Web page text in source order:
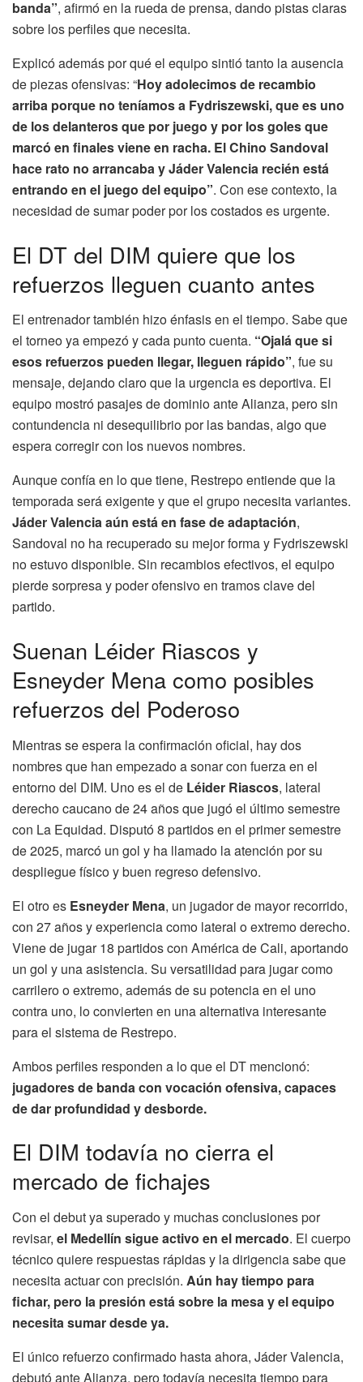
banda”, afirmó en la rueda de prensa, dando pistas claras
sobre los perfiles que necesita.
Explicó además por qué el equipo sintió tanto la ausencia
de piezas ofensivas: “Hoy adolecimos de recambio
arriba porque no teníamos a Fydriszewski, que es uno
de los delanteros que por juego y por los goles que
marcó en finales viene en racha. El Chino Sandoval
hace rato no arrancaba y Jáder Valencia recién está
entrando en el juego del equipo”. Con ese contexto, la
necesidad de sumar poder por los costados es urgente.
El DT del DIM quiere que los
refuerzos lleguen cuanto antes
El entrenador también hizo énfasis en el tiempo. Sabe que
el torneo ya empezó y cada punto cuenta. “Ojalá que si
esos refuerzos pueden llegar, lleguen rápido”, fue su
mensaje, dejando claro que la urgencia es deportiva. El
equipo mostró pasajes de dominio ante Alianza, pero sin
contundencia ni desequilibrio por las bandas, algo que
espera corregir con los nuevos nombres.
Aunque confía en lo que tiene, Restrepo entiende que la
temporada será exigente y que el grupo necesita variantes.
Jáder Valencia aún está en fase de adaptación,
Sandoval no ha recuperado su mejor forma y Fydriszewski
no estuvo disponible. Sin recambios efectivos, el equipo
pierde sorpresa y poder ofensivo en tramos clave del
partido.
Suenan Léider Riascos y
Esneyder Mena como posibles
refuerzos del Poderoso
Mientras se espera la confirmación oficial, hay dos
nombres que han empezado a sonar con fuerza en el
entorno del DIM. Uno es el de Léider Riascos, lateral
derecho caucano de 24 años que jugó el último semestre
con La Equidad. Disputó 8 partidos en el primer semestre
de 2025, marcó un gol y ha llamado la atención por su
despliegue físico y buen regreso defensivo.
El otro es Esneyder Mena, un jugador de mayor recorrido,
con 27 años y experiencia como lateral o extremo derecho.
Viene de jugar 18 partidos con América de Cali, aportando
un gol y una asistencia. Su versatilidad para jugar como
carrilero o extremo, además de su potencia en el uno
contra uno, lo convierten en una alternativa interesante
para el sistema de Restrepo.
Ambos perfiles responden a lo que el DT mencionó:
jugadores de banda con vocación ofensiva, capaces
de dar profundidad y desborde.
El DIM todavía no cierra el
mercado de fichajes
Con el debut ya superado y muchas conclusiones por
revisar, el Medellín sigue activo en el mercado. El cuerpo
técnico quiere respuestas rápidas y la dirigencia sabe que
necesita actuar con precisión. Aún hay tiempo para
fichar, pero la presión está sobre la mesa y el equipo
necesita sumar desde ya.
El único refuerzo confirmado hasta ahora, Jáder Valencia,
debutó ante Alianza, pero todavía necesita tiempo para